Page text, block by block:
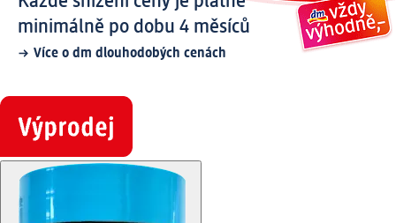
minimálně po dobu 4 měsíců
Více o dm dlouhodobých cenách